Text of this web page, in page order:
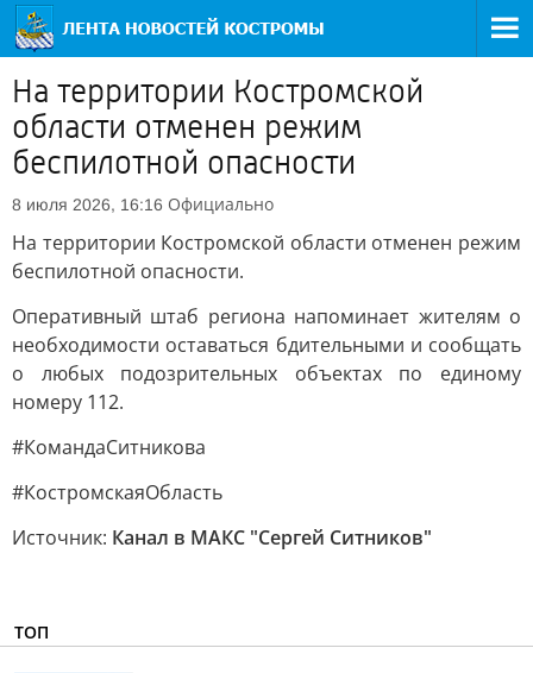
На территории Костромской
области отменен режим
беспилотной опасности
8 июля 2026, 16:16 Официально
На территории Костромской области отменен режим
беспилотной опасности.
Оперативный штаб региона напоминает жителям о
необходимости оставаться бдительными и сообщать
о любых подозрительных объектах по единому
номеру 112.
#КомандаСитникова
#КостромскаяОбласть
Источник: Канал в МАКС "Сергей Ситников"
ТОП